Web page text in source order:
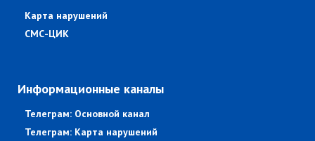
Карта нарушений
СМС-ЦИК
Информационные каналы
Телеграм: Основной канал
Телеграм: Карта нарушений